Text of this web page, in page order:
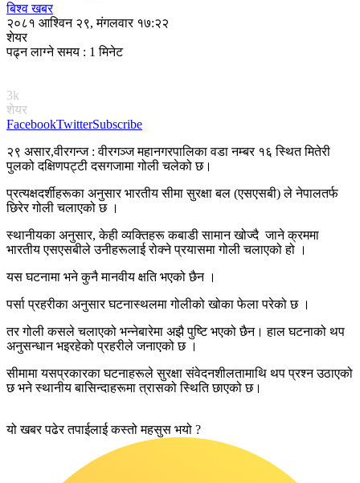
बिश्व खबर
२०८१ आश्विन २९, मंगलवार १७:२२
शेयर
पढ्न लाग्ने समय : 1 मिनेट
3k
शेयर
FacebookTwitterSubscribe
२९ असार,वीरगन्ज : वीरगञ्ज महानगरपालिका वडा नम्बर १६ स्थित मितेरी
पुलको दक्षिणपट्टी दसगजामा गोली चलेको छ।
प्रत्यक्षदर्शीहरूका अनुसार भारतीय सीमा सुरक्षा बल (एसएसबी) ले नेपालतर्फ
छिरेर गोली चलाएको छ ।
स्थानीयका अनुसार, केही व्यक्तिहरू कबाडी सामान खोज्दै जाने क्रममा
भारतीय एसएसबीले उनीहरूलाई रोक्ने प्रयासमा गोली चलाएको हो ।
यस घटनामा भने कुनै मानवीय क्षति भएको छैन ।
पर्सा प्रहरीका अनुसार घटनास्थलमा गोलीको खोका फेला परेको छ ।
तर गोली कसले चलाएको भन्नेबारेमा अझै पुष्टि भएको छैन। हाल घटनाको थप
अनुसन्धान भइरहेको प्रहरीले जनाएको छ ।
सीमामा यसप्रकारका घटनाहरूले सुरक्षा संवेदनशीलतामाथि थप प्रश्न उठाएको
छ भने स्थानीय बासिन्दाहरूमा त्रासको स्थिति छाएको छ।
यो खबर पढेर तपाईलाई कस्तो महसुस भयो ?